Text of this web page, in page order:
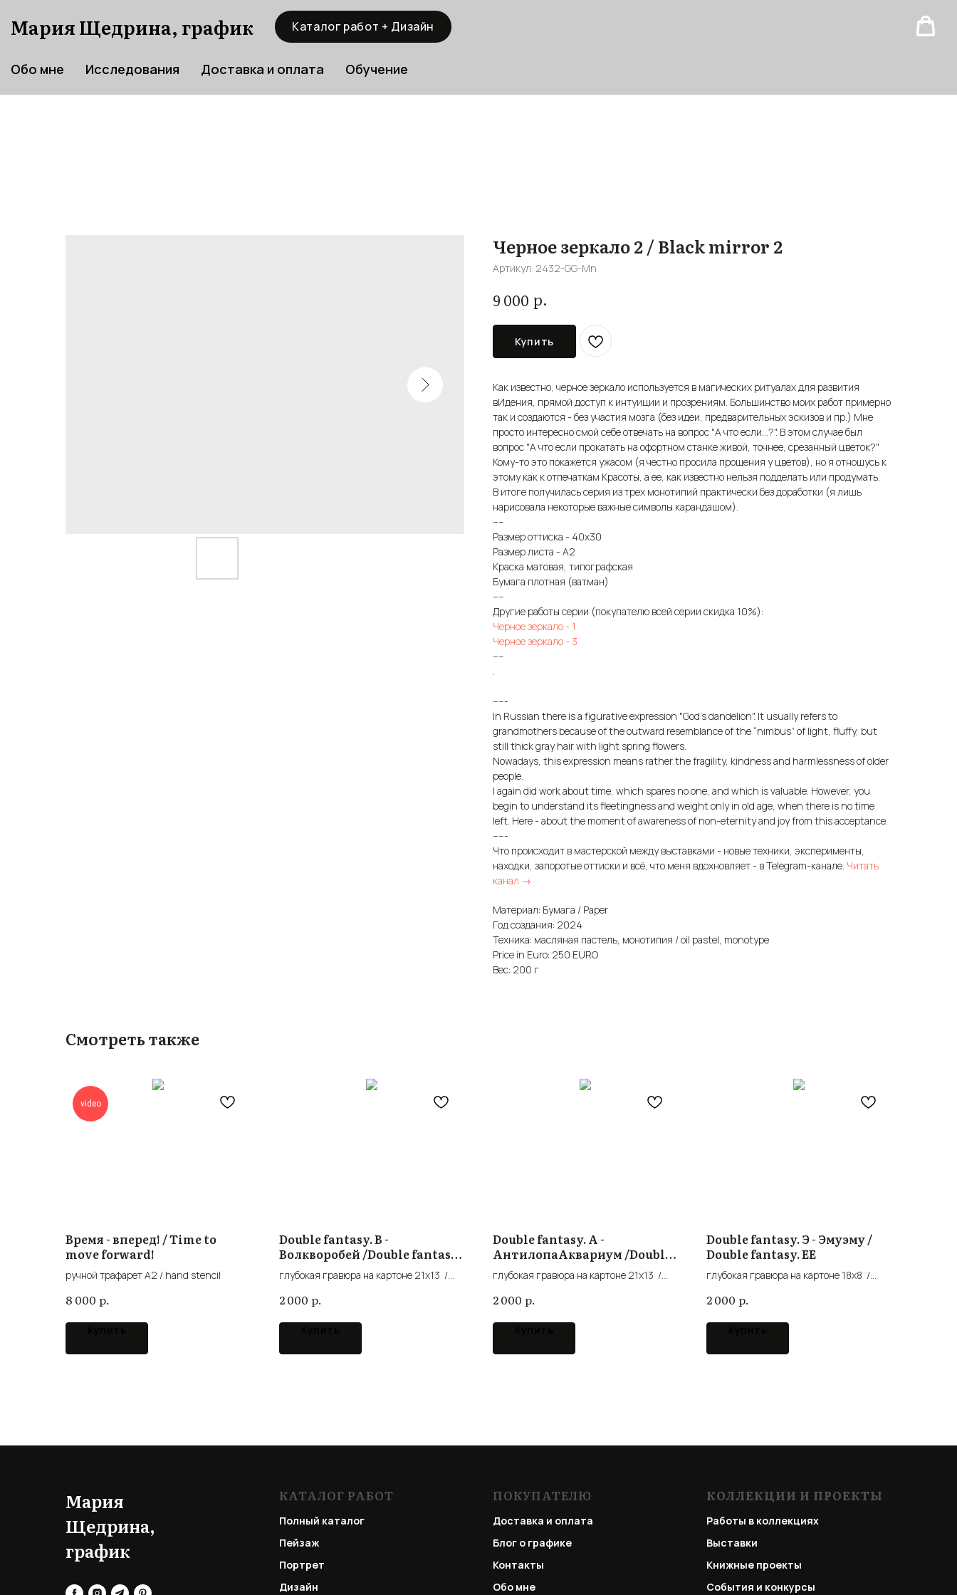
Мария Щедрина, график Каталог работ + Дизайн
Обо мне Исследования Доставка и оплата Обучение
Черное зеркало 2 / Black mirror 2
Артикул: 2432-GG-Mn
9 000 р.
Купить
Как известно, черное зеркало используется в магических ритуалах для развития
вИдения, прямой доступ к интуиции и прозрениям. Большинство моих работ примерно
так и создаются - без участия мозга (без идеи, предварительных эскизов и пр.) Мне
просто интересно смой себе отвечать на вопрос "А что если...?". В этом случае был
вопрос "А что если прокатать на офортном станке живой, точнее, срезанный цветок?"
Кому-то это покажется ужасом (я честно просила прощения у цветов), но я отношусь к
этому как к отпечаткам Красоты, а ее, как известно нельзя подделать или продумать.
В итоге получилась серия из трех монотипий практически без доработки (я лишь
нарисовала некоторые важные символы карандашом).
----
Размер оттиска - 40х30
Размер листа - А2
Краска матовая, типографская
Бумага плотная (ватман)
----
Другие работы серии (покупателю всей серии скидка 10%):
Черное зеркало - 1
Черное зеркало - 3
----
-----
In Russian there is a figurative expression "God's dandelion". It usually refers to
grandmothers because of the outward resemblance of the “nimbus” of light, fluffy, but
still thick gray hair with light spring flowers.
Nowadays, this expression means rather the fragility, kindness and harmlessness of older
people.
I again did work about time, which spares no one, and which is valuable. However, you
begin to understand its fleetingness and weight only in old age, when there is no time
left. Here - about the moment of awareness of non-eternity and joy from this acceptance.
-----
Что происходит в мастерской между выставками - новые техники, эксперименты,
находки, запоротые оттиски и всё, что меня вдохновляет - в Telegram-канале. Читать
канал →
Материал: Бумага / Paper
Год создания: 2024
Техника: масляная пастель, монотипия / oil pastel, monotype
Price in Euro: 250 EURO
Вес: 200 г
Смотреть также
video
Время - вперед! / Time to
move forward!
ручной трафарет А2 / hand stencil
8 000 р.
Double fantasy. В -
Волкворобей /Double fantasy.
глубокая гравюра на картоне 21x13 /
2 000 р.
Double fantasy. А -
АнтилопаАквариум /Double
fantasy. A
глубокая гравюра на картоне 21x13 /
2 000 р.
Double fantasy. Э - Эмуэму /
Double fantasy. EE
глубокая гравюра на картоне 18x8 /
2 000 р.
Мария
Щедрина,
график
КАТАЛОГ РАБОТ
Полный каталог
Пейзаж
Портрет
Дизайн
ПОКУПАТЕЛЮ
Доставка и оплата
Блог о графике
Контакты
Обо мне
КОЛЛЕКЦИИ И ПРОЕКТЫ
Работы в коллекциях
Выставки
Книжные проекты
События и конкурсы